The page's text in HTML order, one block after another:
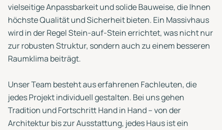
vielseitige Anpassbarkeit und solide Bauweise, die Ihnen
höchste Qualität und Sicherheit bieten. Ein Massivhaus
wird in der Regel Stein-auf-Stein errichtet, was nicht nur
zur robusten Struktur, sondern auch zu einem besseren
Raumklima beiträgt.
Unser Team besteht aus erfahrenen Fachleuten, die
jedes Projekt individuell gestalten. Bei uns gehen
Tradition und Fortschritt Hand in Hand – von der
Architektur bis zur Ausstattung, jedes Haus ist ein